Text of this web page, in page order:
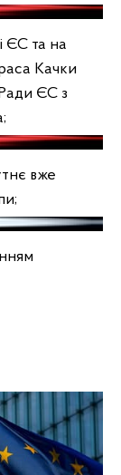
ЄС та на
Качки
ЄС з
вже